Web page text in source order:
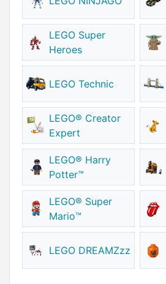
LEGO Super
Heroes
LEGO Technic
LEGO® Creator
Expert
LEGO® Harry
Potter™
LEGO®️ Super
Mario™️
LEGO DREAMZzz